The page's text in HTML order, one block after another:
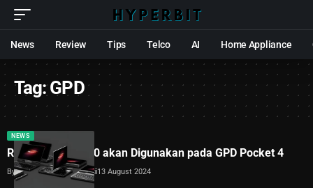
News Review Tips Telco AI Home Appliance
Tag:GPD
NEWS
Ryzen AI 9 HX 370 akan Digunakan pada GPD Pocket 4
ByDimas Galih Windudjati13 August 2024